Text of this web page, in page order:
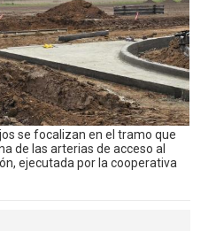
se focalizan en el tramo que
de las arterias de acceso al
ejecutada por la cooperativa